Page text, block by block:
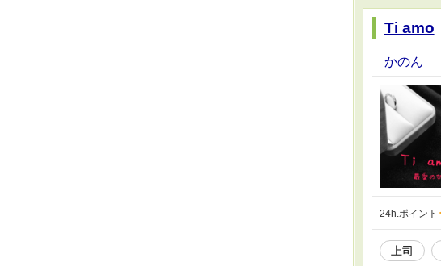
Ti amo
かのん
24h.ポイント
上司